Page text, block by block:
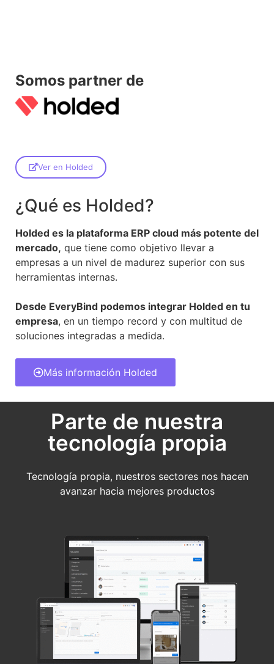
Somos partner de
Ver en Holded
¿Qué es Holded?
Holded es la plataforma ERP cloud más potente del
mercado, que tiene como objetivo llevar a
empresas a un nivel de madurez superior con sus
herramientas internas.
Desde EveryBind podemos integrar Holded en tu
empresa, en un tiempo record y con multitud de
soluciones integradas a medida.
Más información Holded
Parte de nuestra
tecnología propia
Tecnología propia, nuestros sectores nos hacen
avanzar hacia mejores productos